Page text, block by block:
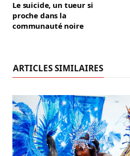
Le suicide, un tueur si
proche dans la
communauté noire
ARTICLES SIMILAIRES